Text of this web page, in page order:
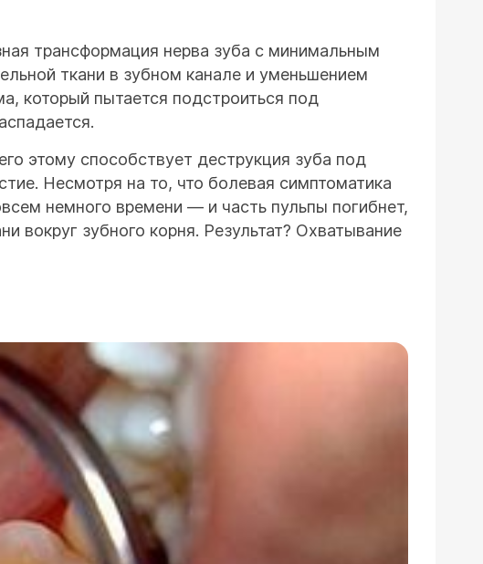
трансформация нерва зуба с минимальным
ткани в зубном канале и уменьшением
который пытается подстроиться под
этому способствует деструкция зуба под
Несмотря на то, что болевая симптоматика
немного времени — и часть пульпы погибнет,
вокруг зубного корня. Результат? Охватывание